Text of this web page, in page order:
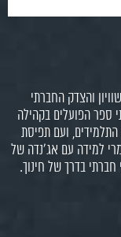
והצדק החברתי
ספר הפועלים בקהילה
ועם תפיסת
למידה עם אג'נדה של
בדרך של חינוך.